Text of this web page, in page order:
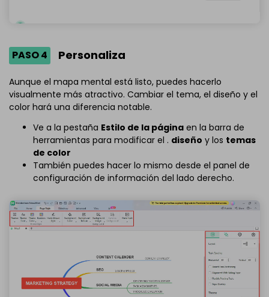
PASO 4 Personaliza
Aunque el mapa mental está listo, puedes hacerlo
visualmente más atractivo. Cambiar el tema, el diseño y el
color hará una diferencia notable.
Ve a la pestaña Estilo de la página en la barra de
herramientas para modificar el . diseño y los temas
de color
También puedes hacer lo mismo desde el panel de
configuración de información del lado derecho.